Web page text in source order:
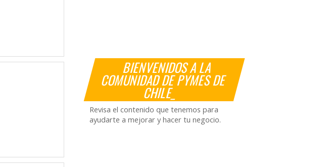
BIENVENIDOS A LA
COMUNIDAD DE PYMES DE
CHILE_
Revisa el contenido que tenemos para
ayudarte a mejorar y hacer tu negocio.